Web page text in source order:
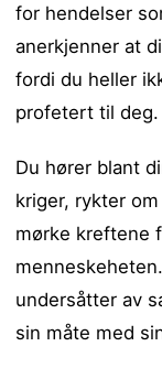
for hendelser
anerkjenner at
fordi du heller
profetert til deg.
Du hører blant
kriger, rykter
mørke kreftene
undersåtter av
sin måte med